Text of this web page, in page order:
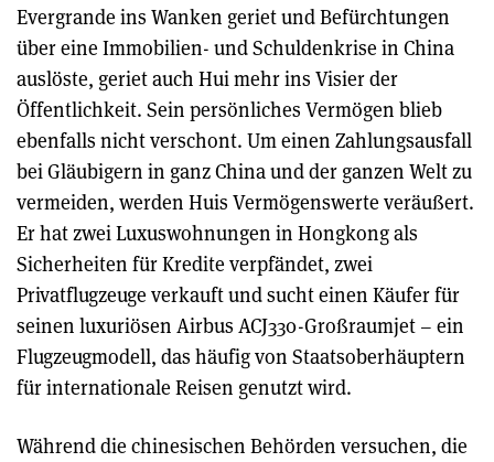
Evergrande ins Wanken geriet und Befürchtungen
über eine Immobilien- und Schuldenkrise in China
auslöste, geriet auch Hui mehr ins Visier der
Öffentlichkeit. Sein persönliches Vermögen blieb
ebenfalls nicht verschont. Um einen Zahlungsausfall
bei Gläubigern in ganz China und der ganzen Welt zu
vermeiden, werden Huis Vermögenswerte veräußert.
Er hat zwei Luxuswohnungen in Hongkong als
Sicherheiten für Kredite verpfändet, zwei
Privatflugzeuge verkauft und sucht einen Käufer für
seinen luxuriösen Airbus ACJ330-Großraumjet – ein
Flugzeugmodell, das häufig von Staatsoberhäuptern
für internationale Reisen genutzt wird.
Während die chinesischen Behörden versuchen, die